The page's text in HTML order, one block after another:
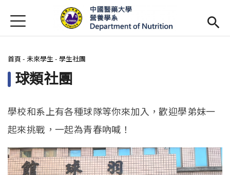
首頁
最新消息
系所簡介
師資陣容
Open
課程資訊
活動花絮
相關辦法
Jump to Navigation
Jump to Main content
您在這裡
首頁 - 未來學生- 學生社團
球類社團
學校和系上有各種球隊等你來加入，歡迎學弟妹一
起來挑戰，一起為青春吶喊！